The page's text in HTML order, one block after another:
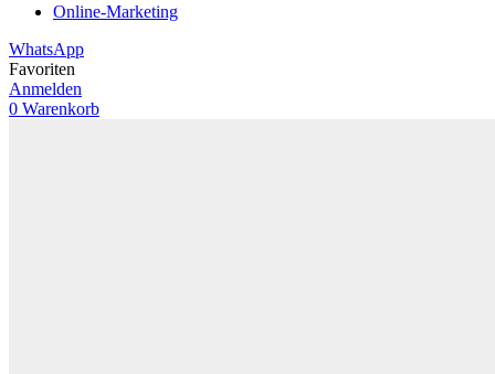
Online-Marketing
WhatsApp
Favoriten
Anmelden
0 Warenkorb